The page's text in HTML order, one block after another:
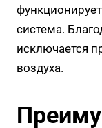
система.
исключается
воздуха.